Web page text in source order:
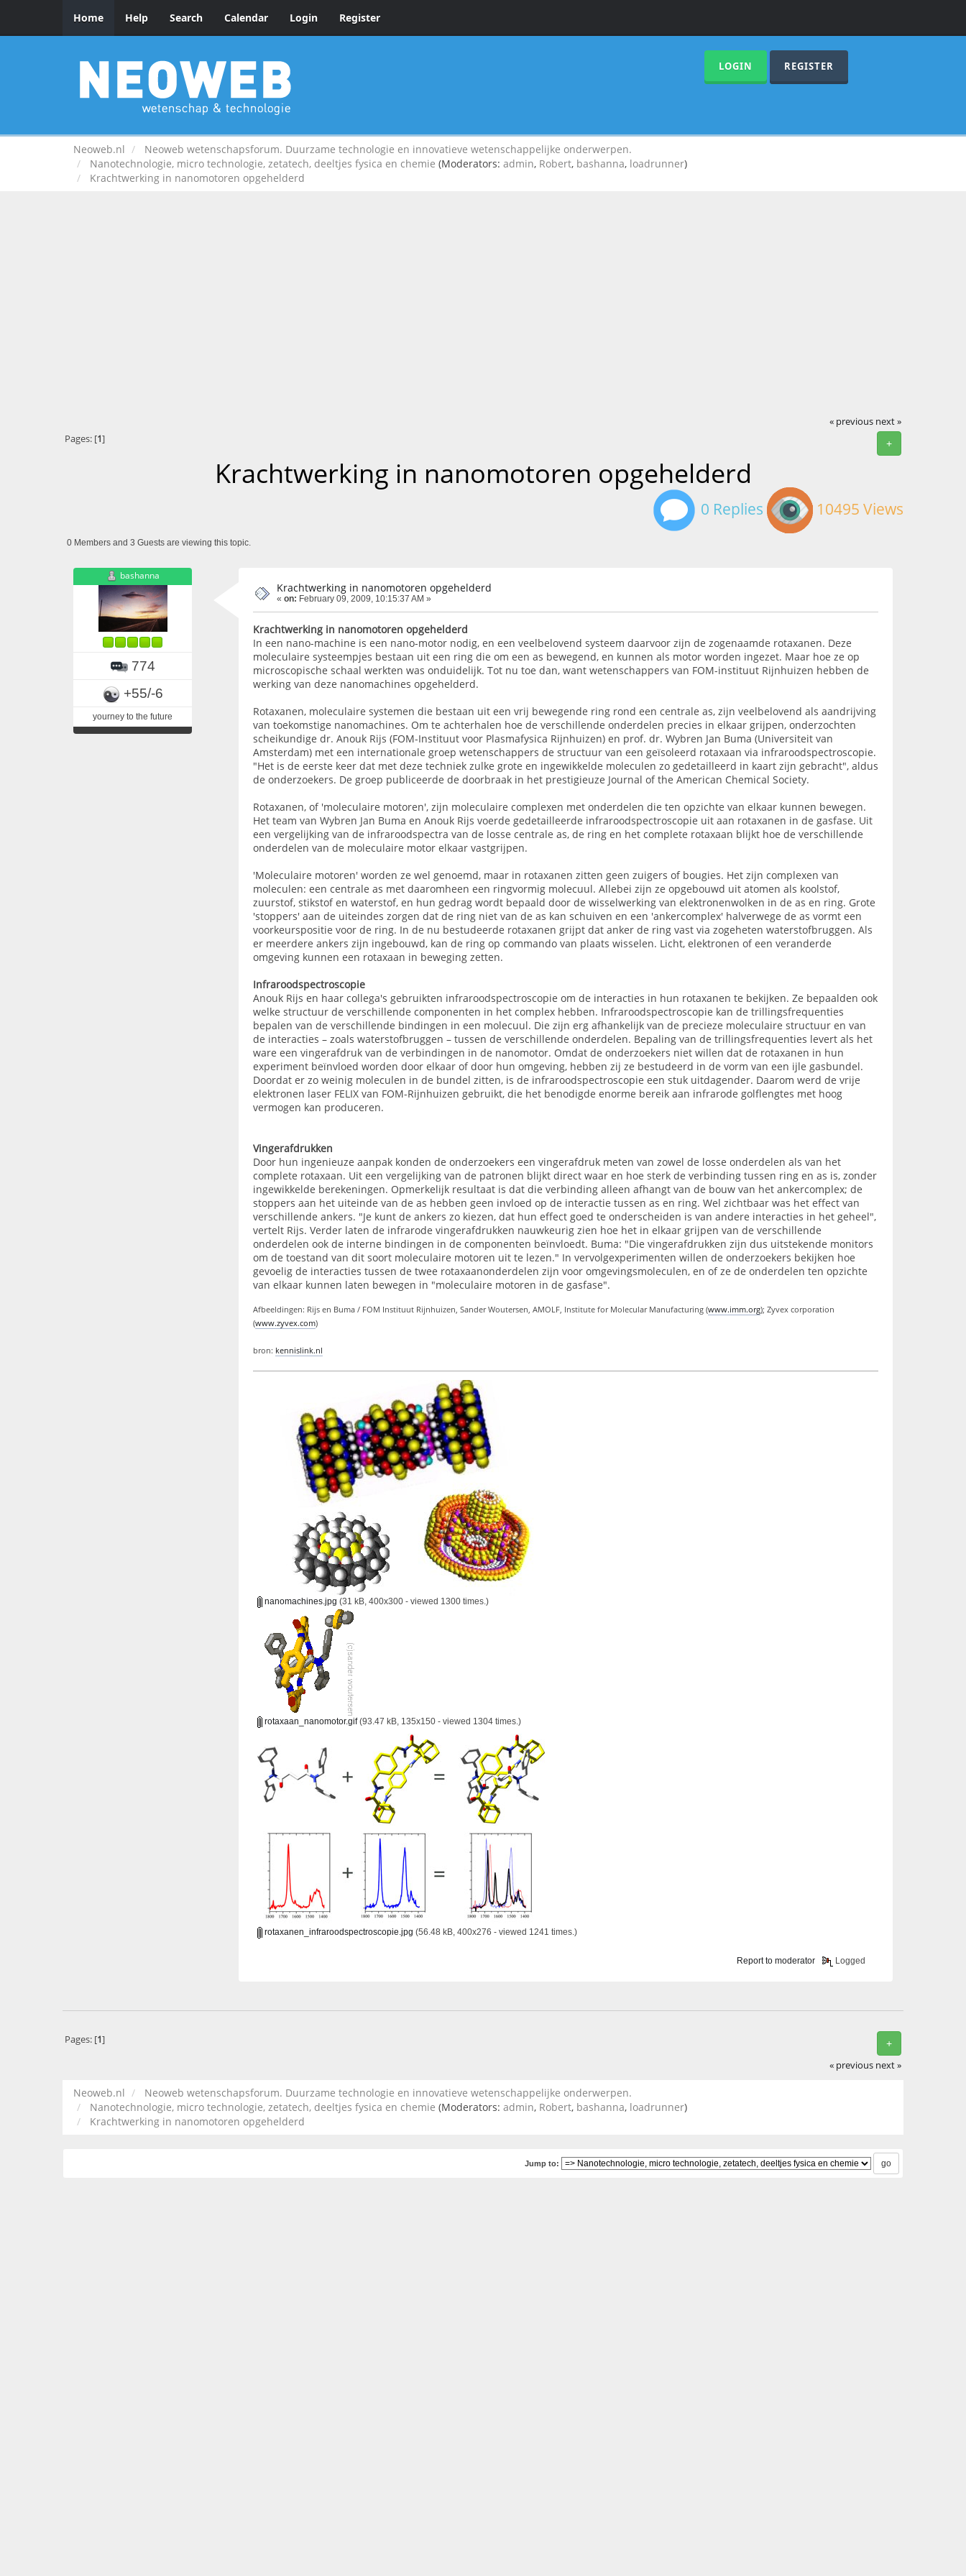
Home Help Search Calendar Login Register
LOGIN REGISTER
Neoweb.nl
Neoweb wetenschapsforum. Duurzame technologie en innovatieve wetenschappelijke onderwerpen.
Nanotechnologie, micro technologie, zetatech, deeltjes fysica en chemie (Moderators: admin, Robert, bashanna, loadrunner)
Krachtwerking in nanomotoren opgehelderd
« previous next »
+
Pages: [1]
Krachtwerking in nanomotoren opgehelderd
0 Replies 10495 Views
0 Members and 3 Guests are viewing this topic.
bashanna
774
+55/-6
yourney to the future
Krachtwerking in nanomotoren opgehelderd
« on: February 09, 2009, 10:15:37 AM »
Krachtwerking in nanomotoren opgehelderd
In een nano-machine is een nano-motor nodig, en een veelbelovend systeem daarvoor zijn de zogenaamde rotaxanen. Deze
moleculaire systeempjes bestaan uit een ring die om een as bewegend, en kunnen als motor worden ingezet. Maar hoe ze op
microscopische schaal werkten was onduidelijk. Tot nu toe dan, want wetenschappers van FOM-instituut Rijnhuizen hebben de
werking van deze nanomachines opgehelderd.
Rotaxanen, moleculaire systemen die bestaan uit een vrij bewegende ring rond een centrale as, zijn veelbelovend als aandrijving
van toekomstige nanomachines. Om te achterhalen hoe de verschillende onderdelen precies in elkaar grijpen, onderzochten
scheikundige dr. Anouk Rijs (FOM-Instituut voor Plasmafysica Rijnhuizen) en prof. dr. Wybren Jan Buma (Universiteit van
Amsterdam) met een internationale groep wetenschappers de structuur van een geïsoleerd rotaxaan via infraroodspectroscopie.
"Het is de eerste keer dat met deze techniek zulke grote en ingewikkelde moleculen zo gedetailleerd in kaart zijn gebracht", aldus
de onderzoekers. De groep publiceerde de doorbraak in het prestigieuze Journal of the American Chemical Society.
Rotaxanen, of 'moleculaire motoren', zijn moleculaire complexen met onderdelen die ten opzichte van elkaar kunnen bewegen.
Het team van Wybren Jan Buma en Anouk Rijs voerde gedetailleerde infraroodspectroscopie uit aan rotaxanen in de gasfase. Uit
een vergelijking van de infraroodspectra van de losse centrale as, de ring en het complete rotaxaan blijkt hoe de verschillende
onderdelen van de moleculaire motor elkaar vastgrijpen.
'Moleculaire motoren' worden ze wel genoemd, maar in rotaxanen zitten geen zuigers of bougies. Het zijn complexen van
moleculen: een centrale as met daaromheen een ringvormig molecuul. Allebei zijn ze opgebouwd uit atomen als koolstof,
zuurstof, stikstof en waterstof, en hun gedrag wordt bepaald door de wisselwerking van elektronenwolken in de as en ring. Grote
'stoppers' aan de uiteindes zorgen dat de ring niet van de as kan schuiven en een 'ankercomplex' halverwege de as vormt een
voorkeurspositie voor de ring. In de nu bestudeerde rotaxanen grijpt dat anker de ring vast via zogeheten waterstofbruggen. Als
er meerdere ankers zijn ingebouwd, kan de ring op commando van plaats wisselen. Licht, elektronen of een veranderde
omgeving kunnen een rotaxaan in beweging zetten.
Infraroodspectroscopie
Anouk Rijs en haar collega's gebruikten infraroodspectroscopie om de interacties in hun rotaxanen te bekijken. Ze bepaalden ook
welke structuur de verschillende componenten in het complex hebben. Infraroodspectroscopie kan de trillingsfrequenties
bepalen van de verschillende bindingen in een molecuul. Die zijn erg afhankelijk van de precieze moleculaire structuur en van
de interacties – zoals waterstofbruggen – tussen de verschillende onderdelen. Bepaling van de trillingsfrequenties levert als het
ware een vingerafdruk van de verbindingen in de nanomotor. Omdat de onderzoekers niet willen dat de rotaxanen in hun
experiment beïnvloed worden door elkaar of door hun omgeving, hebben zij ze bestudeerd in de vorm van een ijle gasbundel.
Doordat er zo weinig moleculen in de bundel zitten, is de infraroodspectroscopie een stuk uitdagender. Daarom werd de vrije
elektronen laser FELIX van FOM-Rijnhuizen gebruikt, die het benodigde enorme bereik aan infrarode golflengtes met hoog
vermogen kan produceren.
Vingerafdrukken
Door hun ingenieuze aanpak konden de onderzoekers een vingerafdruk meten van zowel de losse onderdelen als van het
complete rotaxaan. Uit een vergelijking van de patronen blijkt direct waar en hoe sterk de verbinding tussen ring en as is, zonder
ingewikkelde berekeningen. Opmerkelijk resultaat is dat die verbinding alleen afhangt van de bouw van het ankercomplex; de
stoppers aan het uiteinde van de as hebben geen invloed op de interactie tussen as en ring. Wel zichtbaar was het effect van
verschillende ankers. "Je kunt de ankers zo kiezen, dat hun effect goed te onderscheiden is van andere interacties in het geheel",
vertelt Rijs. Verder laten de infrarode vingerafdrukken nauwkeurig zien hoe het in elkaar grijpen van de verschillende
onderdelen ook de interne bindingen in de componenten beïnvloedt. Buma: "Die vingerafdrukken zijn dus uitstekende monitors
om de toestand van dit soort moleculaire motoren uit te lezen." In vervolgexperimenten willen de onderzoekers bekijken hoe
gevoelig de interacties tussen de twee rotaxaanonderdelen zijn voor omgevingsmoleculen, en of ze de onderdelen ten opzichte
van elkaar kunnen laten bewegen in "moleculaire motoren in de gasfase".
Afbeeldingen: Rijs en Buma / FOM Instituut Rijnhuizen, Sander Woutersen, AMOLF, Institute for Molecular Manufacturing (www.imm.org); Zyvex corporation
(www.zyvex.com)
bron: kennislink.nl
nanomachines.jpg (31 kB, 400x300 - viewed 1300 times.)
rotaxaan_nanomotor.gif(93.47 kB, 135x150 - viewed 1304 times.)
rotaxanen_infraroodspectroscopie.jpg (56.48 kB, 400x276 - viewed 1241 times.)
Report to moderator Logged
+
Pages: [1]
« previous next »
Neoweb.nl
Neoweb wetenschapsforum. Duurzame technologie en innovatieve wetenschappelijke onderwerpen.
Nanotechnologie, micro technologie, zetatech, deeltjes fysica en chemie (Moderators: admin, Robert, bashanna, loadrunner)
Krachtwerking in nanomotoren opgehelderd
Jump to: